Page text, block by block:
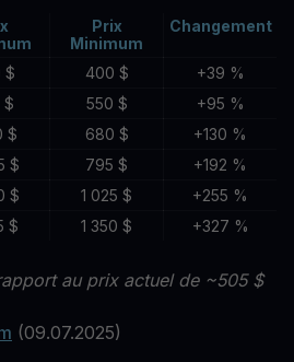
Prix
Minimum
Changement
$ 400 $
+39 %
$ 550 $
+95 %
$ 680 $
+130 %
$ 795 $
+192 %
$ 1 025 $
+255 %
$ 1 350 $ +327 %
au prix actuel de ~505 $
(09.07.2025)